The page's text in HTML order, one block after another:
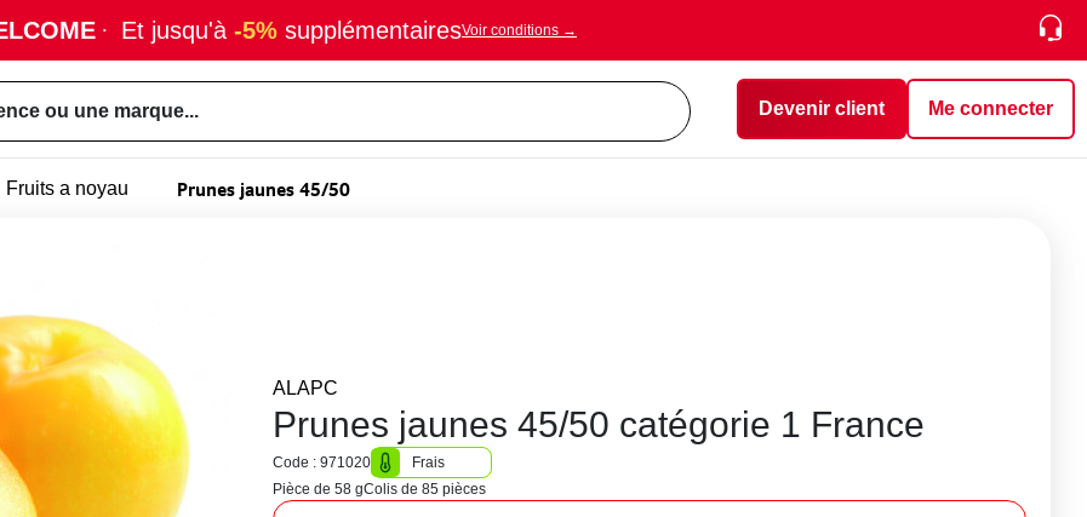
· Et jusqu'à -5% supplémentairesVoir conditions →
ou une marque... Devenir client Me connecter
Fruits a noyau Prunes jaunes 45/50
ALAPC
Prunes jaunes 45/50 catégorie 1 France
Code : 971020
Frais
Pièce de 58 gColis de 85 pièces